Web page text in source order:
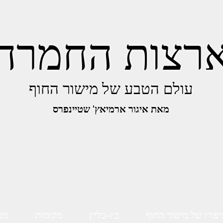
עולם הטבע של מישור החוף
מאת איגור ארמיאץ' שטיינפרס